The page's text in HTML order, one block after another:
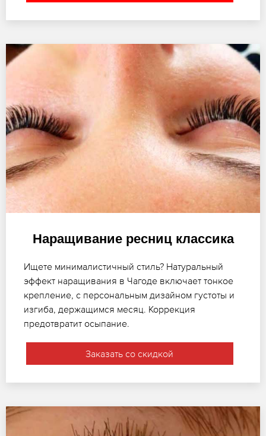
Наращивание ресниц классика
Ищете минималистичный стиль? Натуральный
эффект наращивания в Чагоде включает тонкое
крепление, с персональным дизайном густоты и
изгиба, держащимся месяц. Коррекция
предотвратит осыпание.
Заказать со скидкой